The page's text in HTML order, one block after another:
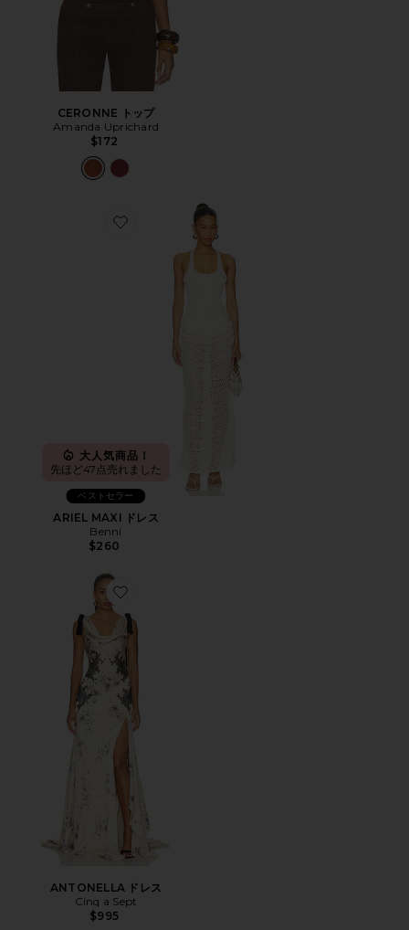
CERONNE トップ
Amanda Uprichard
$172
Favorite ARIEL MAXI ドレス
大人気商品！
先ほど47点売れました
ベストセラー
ARIEL MAXI ドレス
Benni
$260
Favorite ANTONELLA ドレス
ANTONELLA ドレス
Cinq a Sept
$995